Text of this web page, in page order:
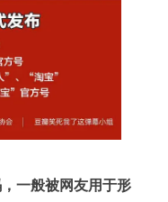
一般被网友用于形